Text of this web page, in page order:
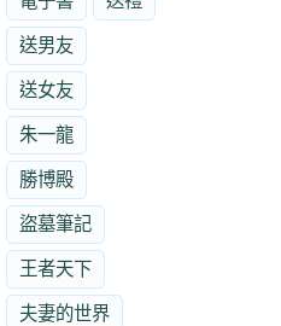
送男友
送女友
朱一龍
勝博殿
盜墓筆記
王者天下
夫妻的世界